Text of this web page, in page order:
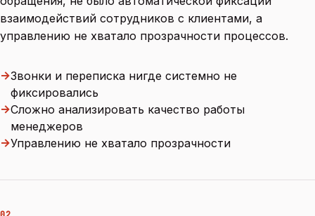
взаимодействий сотрудников с клиентами, а
управлению не хватало прозрачности процессов.
→Звонки и переписка нигде системно не
фиксировались
→Сложно анализировать качество работы
менеджеров
→Управлению не хватало прозрачности